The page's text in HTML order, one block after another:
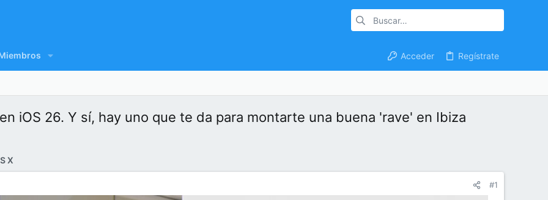
Acceder Regístrate
iOS 26. Y sí, hay uno que te da para montarte una buena 'rave' en Ibiza
X
#1